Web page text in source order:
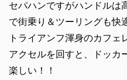
セパハンですがハンドルは
で街乗り＆ツーリングも快
トライアンフ渾身のカフェ
アクセルを回すと、ドッカ
楽しい！！